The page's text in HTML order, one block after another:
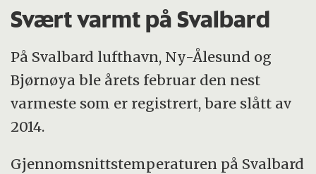
Svært varmt på Svalbard
På Svalbard lufthavn, Ny-Ålesund og
Bjørnøya ble årets februar den nest
varmeste som er registrert, bare slått av
2014.
Gjennomsnittstemperaturen på Svalbard